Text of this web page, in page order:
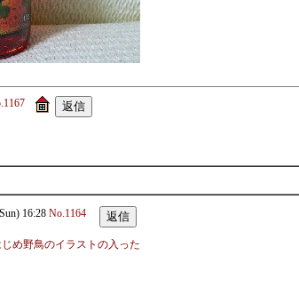
16:28 No.1164
め野鳥のイラストの入った